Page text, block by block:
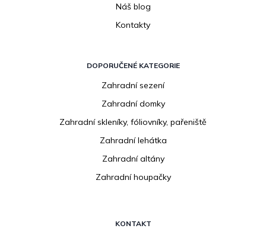
Náš blog
Kontakty
DOPORUČENÉ KATEGORIE
Zahradní sezení
Zahradní domky
Zahradní skleníky, fóliovníky, pařeniště
Zahradní lehátka
Zahradní altány
Zahradní houpačky
KONTAKT